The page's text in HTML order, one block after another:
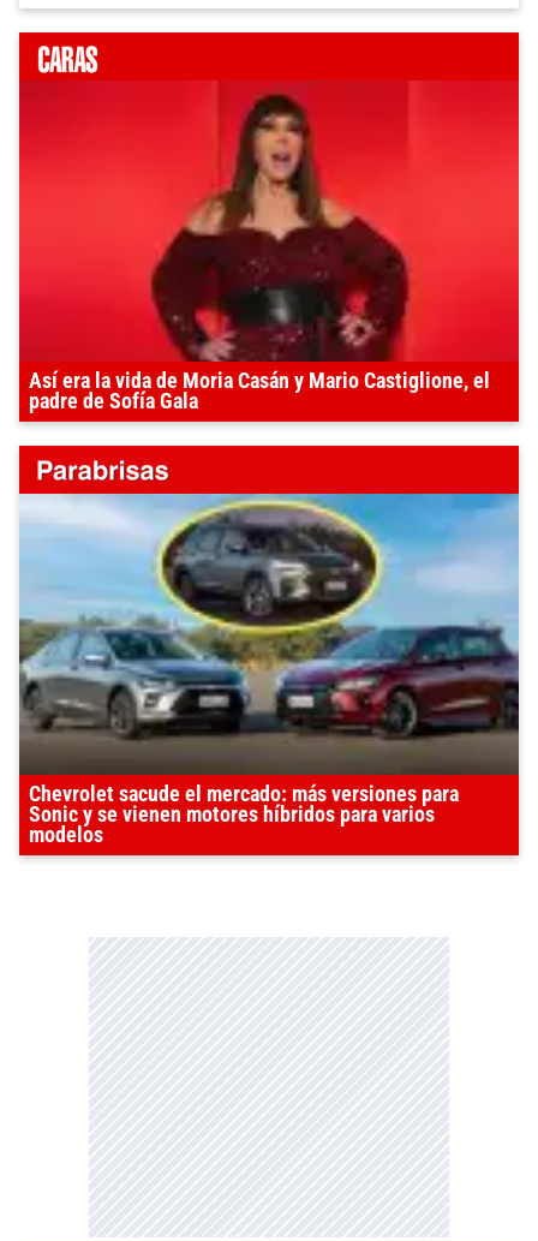
Así era la vida de Moria Casán y Mario Castiglione, el
padre de Sofía Gala
Chevrolet sacude el mercado: más versiones para
Sonic y se vienen motores híbridos para varios
modelos